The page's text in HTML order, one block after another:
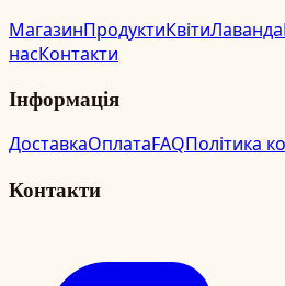
МагазинПродуктиКвітиЛаванда
насКонтакти
Інформація
ДоставкаОплатаFAQПолітика
Контакти